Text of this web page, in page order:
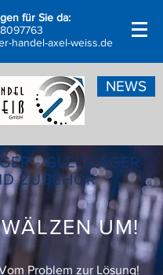
für Sie da:
handel-axel-weiss.de
NEWS
- GLEITLAGER
ZUBEHÖR
UM!
Problem zur Lösung!